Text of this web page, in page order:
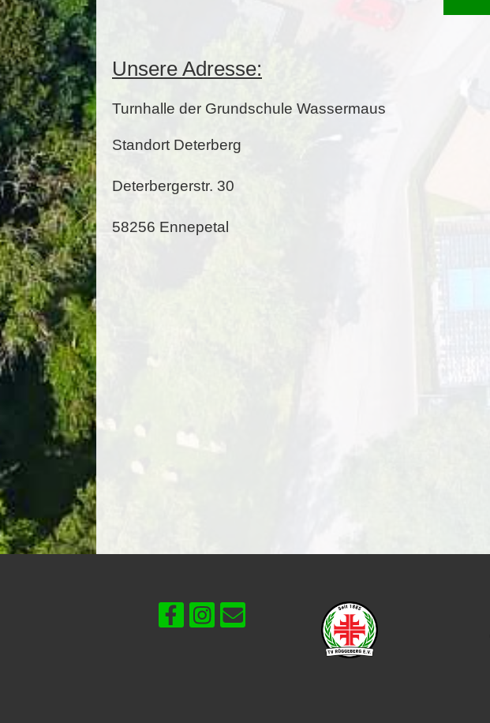
Unsere Adresse:
Turnhalle der Grundschule Wassermaus
Standort Deterberg
Deterbergerstr. 30
58256 Ennepetal